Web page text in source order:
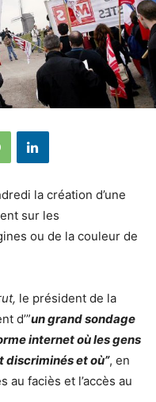
la création d’une
sur les
ou de la couleur de
le président de la
d’”un grand sondage
internet où les gens
discriminés et où”, en
au faciès et l’accès au